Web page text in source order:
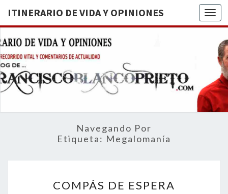
ITINERARIO DE VIDA Y OPINIONES
DE
BREVE
RECORRIDO
VITAL Y
ACTUALIDAD
Navegando Por
Etiqueta: Megalomanía
DE
COMPÁS DE ESPERA